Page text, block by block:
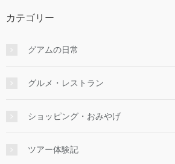
カテゴリー
グアムの日常
グルメ・レストラン
ショッピング・おみやげ
ツアー体験記